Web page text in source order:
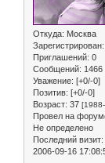
Откуда: Москва
Зарегистрирован
Приглашений: 0
Сообщений: 1466
Уважение: [+0/-0]
Позитив: [+0/-0]
Возраст: 37
Провел на
Не определено
Последний визит:
2006-09-16